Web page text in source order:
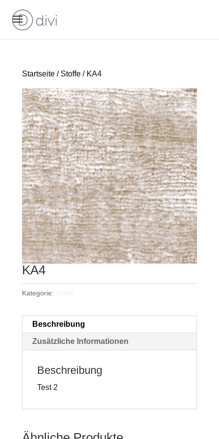
Startseite/ Stoffe/ KA4
KA4
Kategorie:
Beschreibung
Zusätzliche Informationen
Beschreibung
Test 2